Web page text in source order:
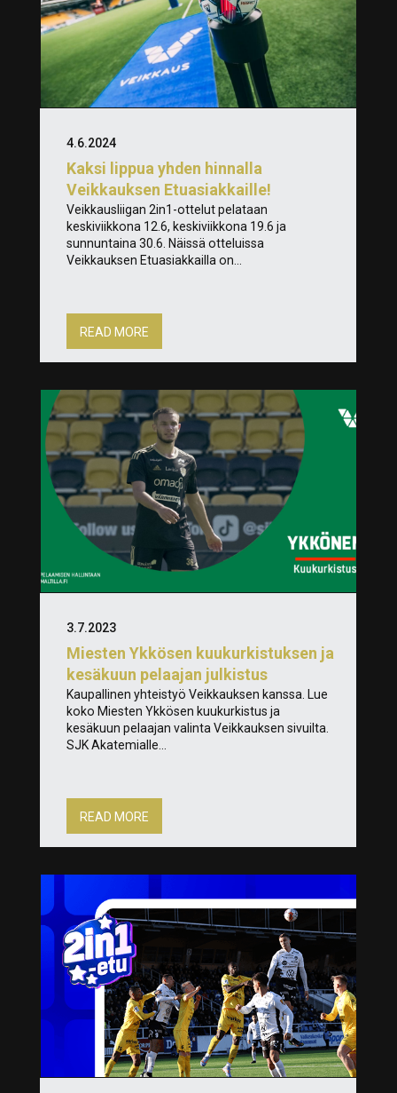
Kaksi lippua yhden hinnalla
Veikkauksen Etuasiakkaille!
4.6.2024
Veikkausliigan 2in1-ottelut pelataan
keskiviikkona 12.6, keskiviikkona 19.6 ja
sunnuntaina 30.6. Näissä otteluissa
Veikkauksen Etuasiakkailla on...
READ MORE
Miesten Ykkösen kuukurkistuksen ja
kesäkuun pelaajan julkistus
3.7.2023
Kaupallinen yhteistyö Veikkauksen kanssa. Lue
koko Miesten Ykkösen kuukurkistus ja
kesäkuun pelaajan valinta Veikkauksen sivuilta.
SJK Akatemialle...
READ MORE